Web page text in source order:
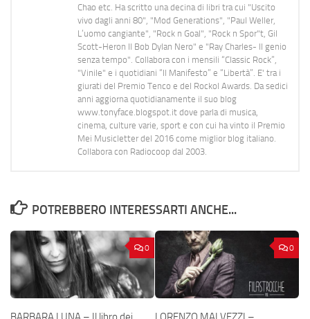
Chao etc. Ha scritto una decina di libri tra cui "Uscito
vivo dagli anni 80", "Mod Generations", "Paul Weller,
L’uomo cangiante", "Rock n Goal", "Rock n Spor"t, Gil
Scott-Heron Il Bob Dylan Nero" e "Ray Charles- Il genio
senza tempo". Collabora con i mensili “Classic Rock”,
"Vinile" e i quotidiani “Il Manifesto” e “Libertà”. E' tra i
giurati del Premio Tenco e del Rockol Awards. Da sedici
anni aggiorna quotidianamente il suo blog
www.tonyface.blogspot.it dove parla di musica,
cinema, culture varie, sport e con cui ha vinto il Premio
Mei Musicletter del 2016 come miglior blog italiano.
Collabora con Radiocoop dal 2003.
POTREBBERO INTERESSARTI ANCHE...
0 0